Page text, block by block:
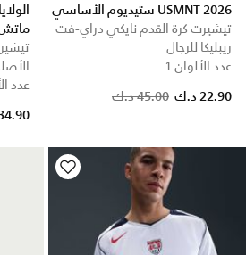
USMNT 2026 ستيديوم الأساسي
تيشيرت كرة القدم نايكي دراي-فت
ريبليكا للرجال
عدد الألوان 1
Price reduced from
45.00 د.ك to 22.90 د.ك
عدد
34.90